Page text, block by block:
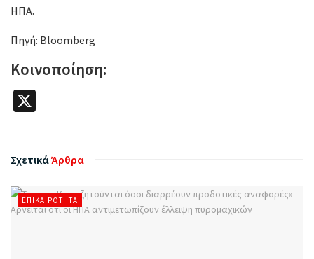
ΗΠΑ.
Πηγή: Bloomberg
Κοινοποίηση:
ΣχετικάΆρθρα
ΕΠΙΚΑΙΡΌΤΗΤΑ